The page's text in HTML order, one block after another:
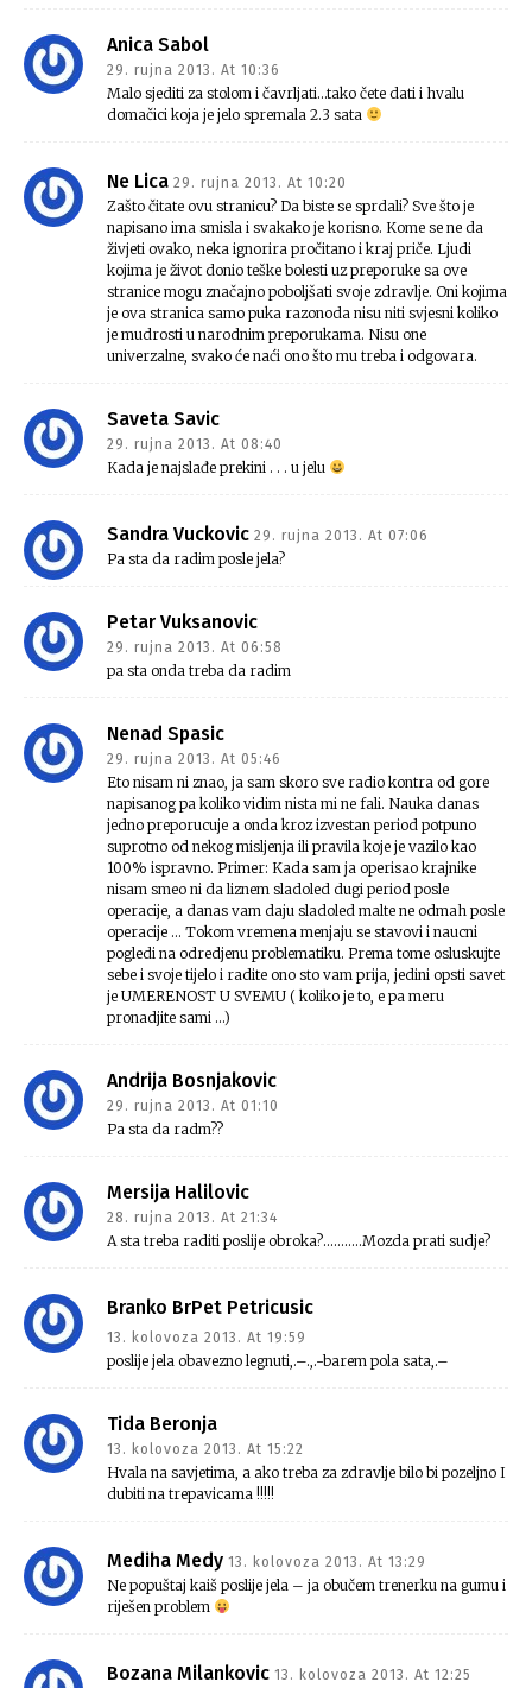
Anica Sabol
29. rujna 2013. At 10:36
Malo sjediti za stolom i čavrljati…tako čete dati i hvalu
domačici koja je jelo spremala 2.3 sata
Ne Lica 29. rujna 2013. At 10:20
Zašto čitate ovu stranicu? Da biste se sprdali? Sve što je
napisano ima smisla i svakako je korisno. Kome se ne da
živjeti ovako, neka ignorira pročitano i kraj priče. Ljudi
kojima je život donio teške bolesti uz preporuke sa ove
stranice mogu značajno poboljšati svoje zdravlje. Oni kojima
je ova stranica samo puka razonoda nisu niti svjesni koliko
je mudrosti u narodnim preporukama. Nisu one
univerzalne, svako će naći ono što mu treba i odgovara.
Saveta Savic
29. rujna 2013. At 08:40
Kada je najslađe prekini . . . u jelu
Sandra Vuckovic 29. rujna 2013. At 07:06
Pa sta da radim posle jela?
Petar Vuksanovic
29. rujna 2013. At 06:58
pa sta onda treba da radim
Nenad Spasic
29. rujna 2013. At 05:46
Eto nisam ni znao, ja sam skoro sve radio kontra od gore
napisanog pa koliko vidim nista mi ne fali. Nauka danas
jedno preporucuje a onda kroz izvestan period potpuno
suprotno od nekog misljenja ili pravila koje je vazilo kao
100% ispravno. Primer: Kada sam ja operisao krajnike
nisam smeo ni da liznem sladoled dugi period posle
operacije, a danas vam daju sladoled malte ne odmah posle
operacije … Tokom vremena menjaju se stavovi i naucni
pogledi na odredjenu problematiku. Prema tome osluskujte
sebe i svoje tijelo i radite ono sto vam prija, jedini opsti savet
je UMERENOST U SVEMU ( koliko je to, e pa meru
pronadjite sami …)
Andrija Bosnjakovic
29. rujna 2013. At 01:10
Pa sta da radm??
Mersija Halilovic
28. rujna 2013. At 21:34
A sta treba raditi poslije obroka?………..Mozda prati sudje?
Branko BrPet Petricusic
13. kolovoza 2013. At 19:59
poslije jela obavezno legnuti,.–.,.-barem pola sata,.–
Tida Beronja
13. kolovoza 2013. At 15:22
Hvala na savjetima, a ako treba za zdravlje bilo bi pozeljno I
dubiti na trepavicama !!!!!
Mediha Medy 13. kolovoza 2013. At 13:29
Ne popuštaj kaiš poslije jela – ja obučem trenerku na gumu i
riješen problem
Bozana Milankovic 13. kolovoza 2013. At 12:25